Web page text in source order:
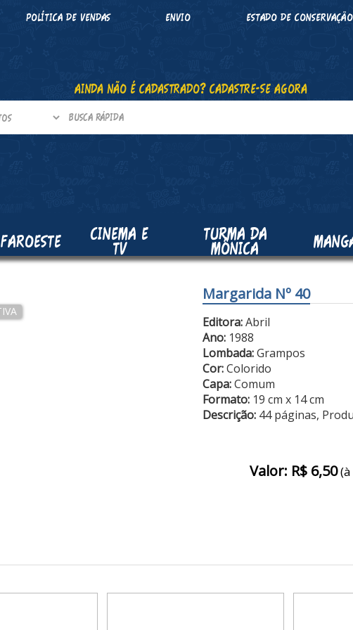
POLÍTICA DE VENDAS ENVIO ESTADO DE CONSERVAÇÃO
AINDA NÃO É CADASTRADO? CADASTRE-SE AGORA
FAROESTE CINEMA E
TV
TURMA DA
MÔNICA
Margarida Nº 40
Editora:Abril
Ano:1988
Lombada:Grampos
Cor:Colorido
Capa:Comum
Formato:19 cm x 14 cm
Descrição: 44 páginas,
Valor: R$ 6,50(à